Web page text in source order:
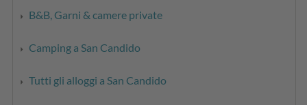
B&B, Garni & camere private
Camping a San Candido
Tutti gli alloggi a San Candido